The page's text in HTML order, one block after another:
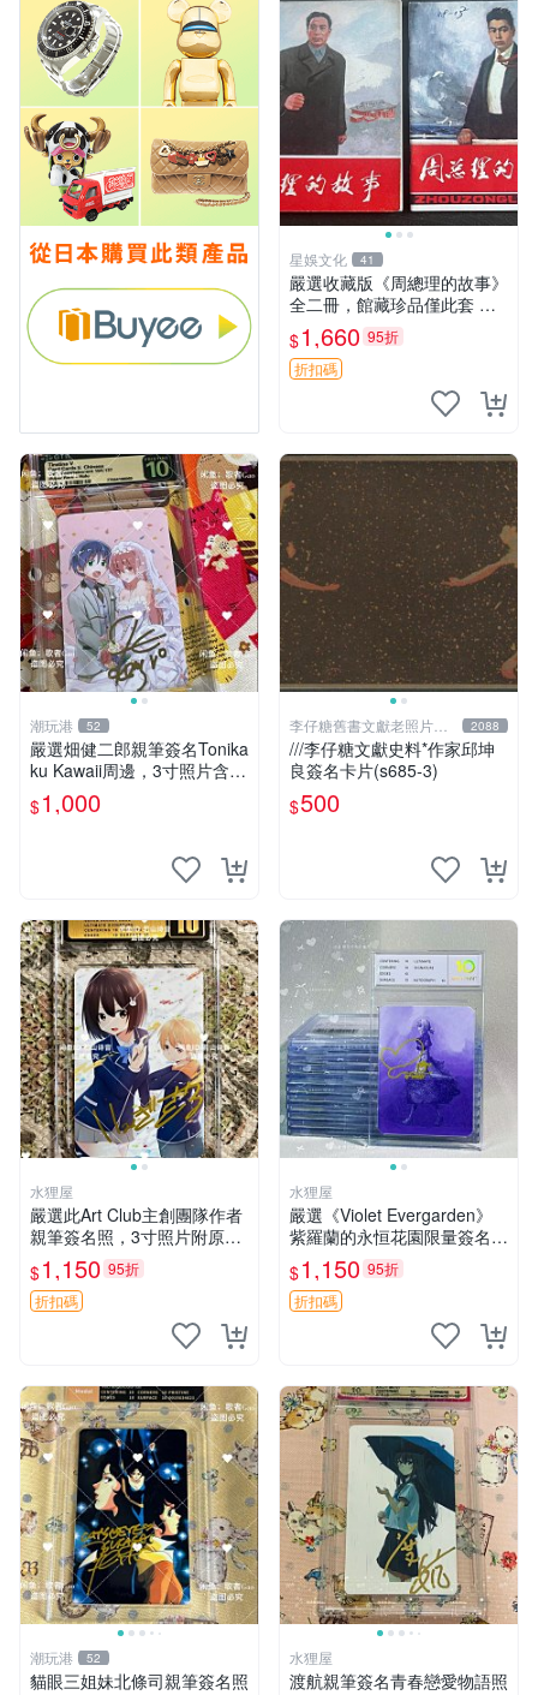
星娛文化 41
嚴選收藏版《周總理的故事》
全二冊，館藏珍品僅此套 周
總理 故事 紀念畫冊
$1,660 95折
折扣碼
潮玩港 52
嚴選畑健二郎親筆簽名Tonika
ku Kawaii周邊，3寸照片含原
裝卡匣。收藏家直供，保真可
靠。 Tonikaku Kawaii 畑健二
$1,000
李仔糖舊書文獻老照片名
人收藏館
2088
///李仔糖文獻史料*作家邱坤
良簽名卡片(s685-3)
$500
水狸屋
嚴選此Art Club主創團隊作者
親筆簽名照，3寸照片附原裝
卡磚。收藏級面簽照，適合藝
術愛好者收藏與展示。 3寸
簽名 照片
$1,150 95折
折扣碼
水狸屋
嚴選《Violet Evergarden》
紫羅蘭的永恒花園限量簽名
卡，3寸帶原裝卡磚 日本中古
收藏推薦 薇爾莉特 曜佳奈 筆
記本
$1,150 95折
折扣碼
潮玩港 52
貓眼三姐妹北條司親筆簽名照
水狸屋
渡航親筆簽名青春戀愛物語照